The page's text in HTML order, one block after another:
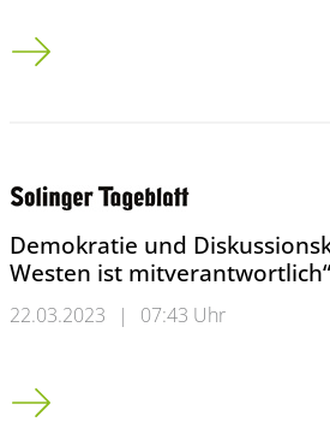
„Zoos haben den Auftrag, die
Demokratie und
Westen ist mitverantwortlich“
22.03.2023 | 07:43 Uhr
Demokratie und Diskussionskultur: